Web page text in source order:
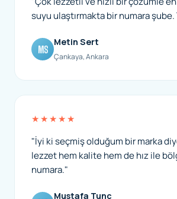
suyu ulaştırmakta bir numara
MS
Metin Sert
Çankaya, Ankara
★★★★★
"İyi ki seçmiş olduğum bir marka
lezzet hem kalite hem de hız ile
numara."
Mustafa Tunç